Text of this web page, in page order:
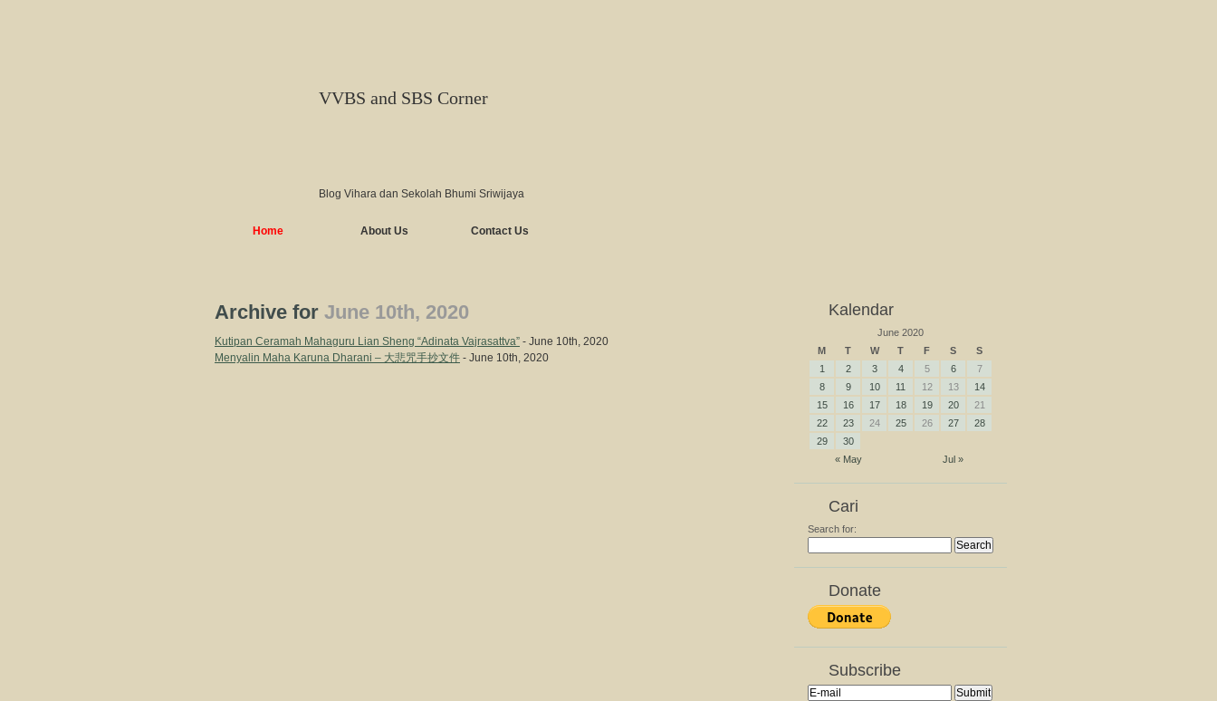
VVBS and SBS Corner
Blog Vihara dan Sekolah Bhumi Sriwijaya
Home About Us Contact Us
Archive for June 10th, 2020
Kutipan Ceramah Mahaguru Lian Sheng “Adinata Vajrasattva” - June 10th, 2020
Menyalin Maha Karuna Dharani – 大悲咒手抄文件 - June 10th, 2020
Kalendar
June 2020
M
T W T F S S
« May Jul »
1 2 3 4 5 6
7
8
9 10 11 12 13
14
15
16 17 18 19 20
21
22
23 24 25 26 27
28
29
30
Cari
Search for:
Donate
Subscribe